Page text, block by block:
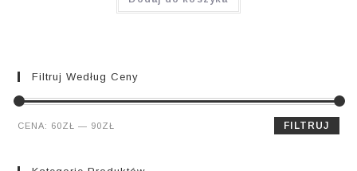
Filtruj Według Ceny
Cena
Cena
FILTRUJ
CENA: 60ZŁ — 90ZŁ